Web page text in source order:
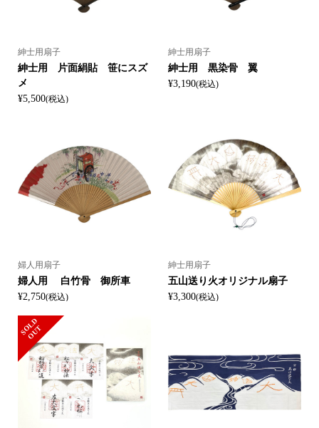
紳士用扇子
紳士用 片面絹貼 笹にスズ
メ
¥5,500(税込)
紳士用扇子
紳士用 黒染骨 翼
¥3,190(税込)
婦人用扇子
婦人用 白竹骨 御所車
¥2,750(税込)
紳士用扇子
五山送り火オリジナル扇子
¥3,300(税込)
S
O
L
D
O
U
T